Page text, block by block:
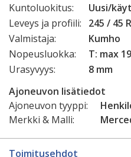
Kuntoluokitus:
Uusi/
Leveys ja profiili:
245 / 45
Valmistaja:
Kumho
Nopeusluokka:
T: max
Urasyvyys:
8 mm
Ajoneuvon lisätiedot
Ajoneuvon tyyppi:
Merkki & Malli:
Toimitusehdot